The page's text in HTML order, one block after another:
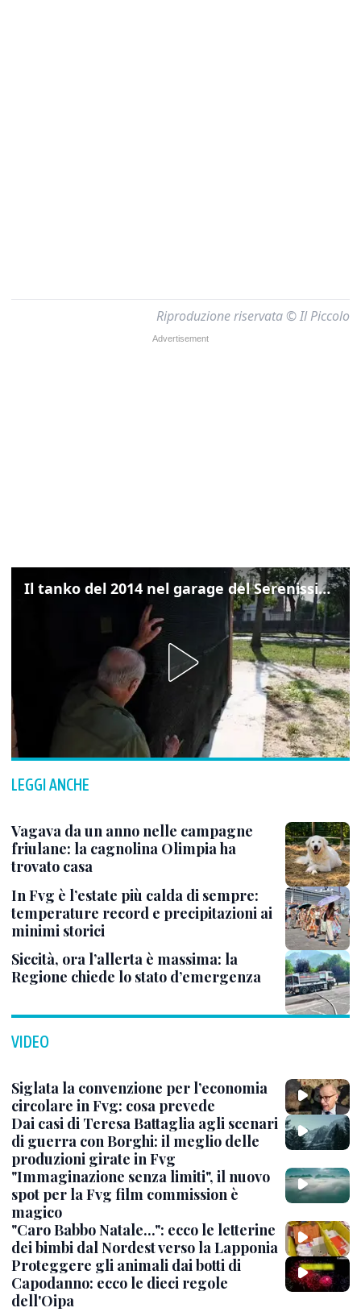
Riproduzione riservata © Il Piccolo
Il tanko del 2014 nel garage del Serenissimo: «Ecco come potevamo resistere per qualche giornata»
LEGGI ANCHE
Vagava da un anno nelle campagne
friulane: la cagnolina Olimpia ha
trovato casa
In Fvg è l’estate più calda di sempre:
temperature record e precipitazioni ai
minimi storici
Siccità, ora l’allerta è massima: la
Regione chiede lo stato d’emergenza
VIDEO
Siglata la convenzione per l’economia
circolare in Fvg: cosa prevede
Dai casi di Teresa Battaglia agli scenari
di guerra con Borghi: il meglio delle
produzioni girate in Fvg
"Immaginazione senza limiti", il nuovo
spot per la Fvg film commission è
magico
"Caro Babbo Natale...": ecco le letterine
dei bimbi dal Nordest verso la Lapponia
Proteggere gli animali dai botti di
Capodanno: ecco le dieci regole
dell'Oipa